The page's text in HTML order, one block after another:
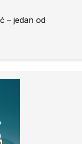
– jedan od